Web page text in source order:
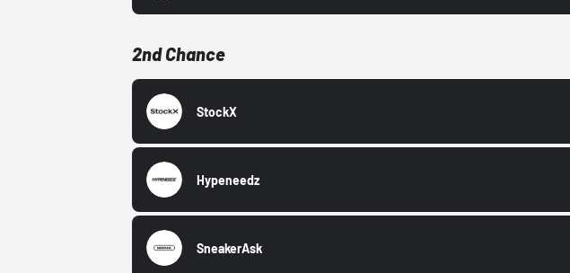
2nd Chance
StockX
Hypeneedz
SneakerAsk